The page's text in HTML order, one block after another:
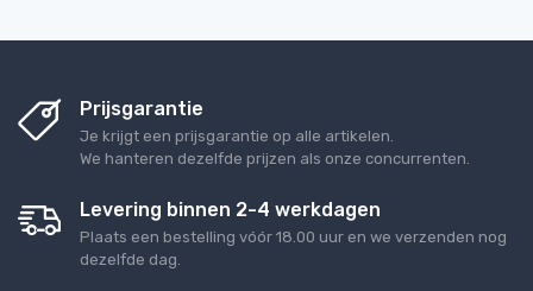
Prijsgarantie
Je krijgt een prijsgarantie op alle artikelen.
We hanteren dezelfde prijzen als onze concurrenten.
Levering binnen 2-4 werkdagen
Plaats een bestelling vóór 18.00 uur en we verzenden nog
dezelfde dag.